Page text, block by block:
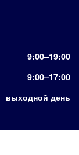
9:00–19:00
9:00–17:00
выходной день